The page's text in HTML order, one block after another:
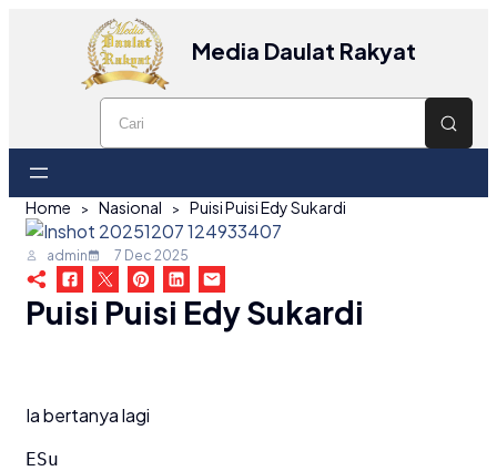
Media Daulat Rakyat
Home Nasional Puisi Puisi Edy Sukardi
admin 7 Dec 2025
Puisi Puisi Edy Sukardi
Ia bertanya lagi
ESu